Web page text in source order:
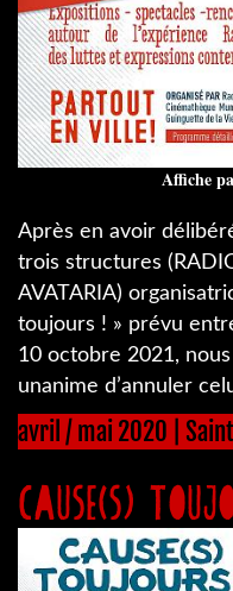
Affiche
Après en avoir
trois structures
AVATARIA)
toujours ! » prévu
10 octobre 2021,
unanime d’annuler
avril / mai 2020 |
Cause(s)